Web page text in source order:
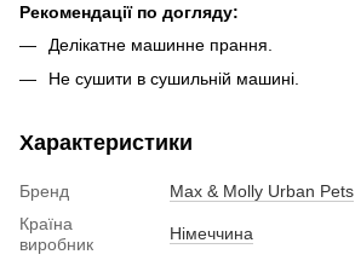
Рекомендації по догляду:
Делікатне машинне прання.
Не сушити в сушильній машині.
Характеристики
Бренд
Max & Molly Urban Pets
Країна
виробник
Німеччина